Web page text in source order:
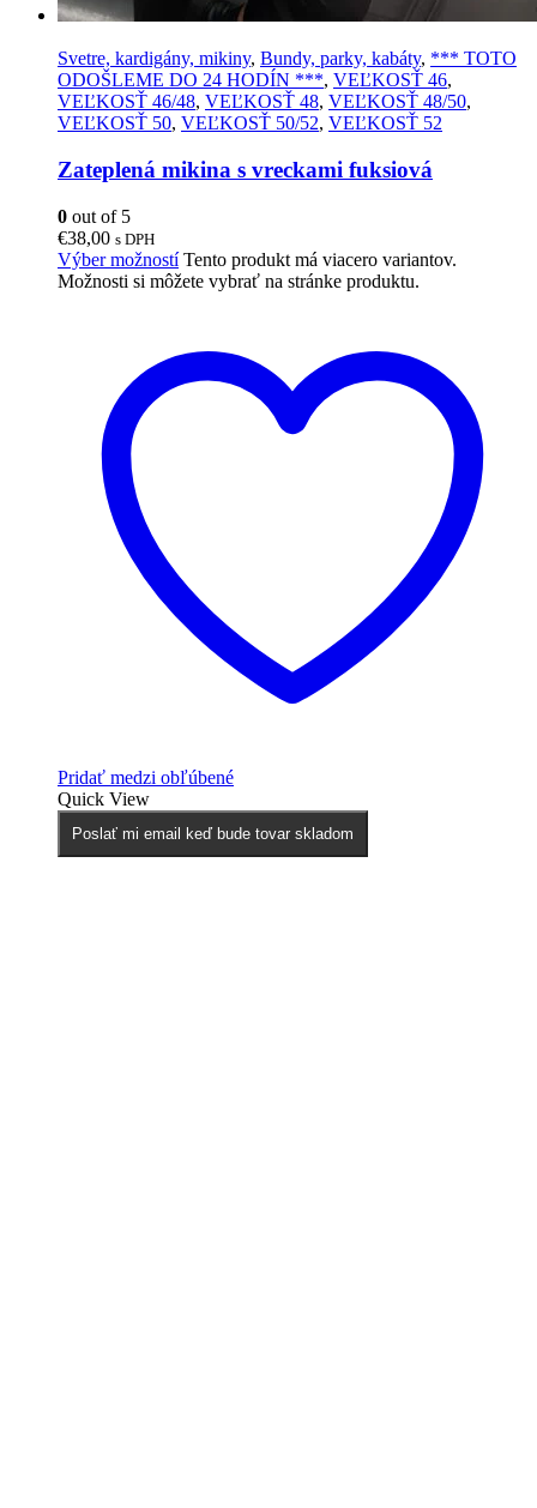
Svetre, kardigány, mikiny, Bundy, parky, kabáty, *** TOTO
ODOŠLEME DO 24 HODÍN ***, VEĽKOSŤ 46,
VEĽKOSŤ 46/48, VEĽKOSŤ 48, VEĽKOSŤ 48/50,
VEĽKOSŤ 50, VEĽKOSŤ 50/52, VEĽKOSŤ 52
Zateplená mikina s vreckami fuksiová
0 out of 5
€38,00 s DPH
Výber možností Tento produkt má viacero variantov.
Možnosti si môžete vybrať na stránke produktu.
Pridať medzi obľúbené
Quick View
Poslať mi email keď bude tovar skladom